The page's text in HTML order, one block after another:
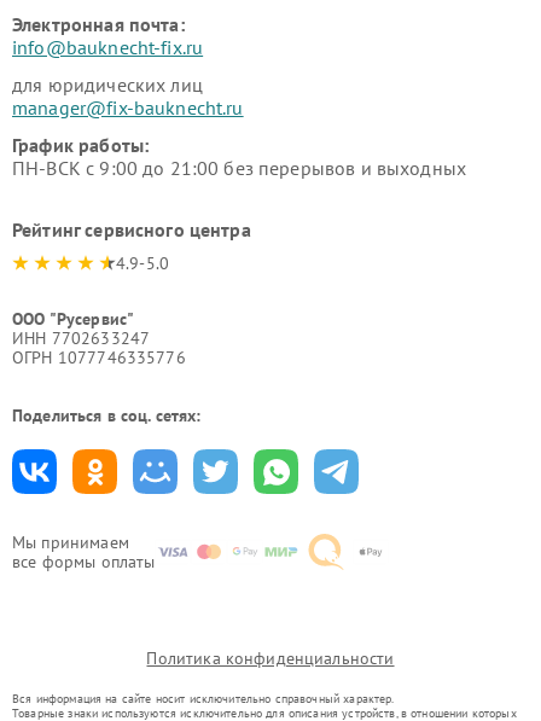
Мы принимаем
все формы оплаты
Электронная почта:
info@bauknecht-fix.ru
для юридических лиц
manager@fix-bauknecht.ru
График работы:
ПН-ВСК с 9:00 до 21:00 без перерывов и выходных
Рейтинг сервисного центра
4.9-5.0
ООО "Русервис"
ИНН 7702633247
ОГРН 1077746335776
Поделиться в соц. сетях:
Политика конфиденциальности
Вся информация на сайте носит исключительно справочный характер.
Товарные знаки используются исключительно для описания устройств, в отношении которых